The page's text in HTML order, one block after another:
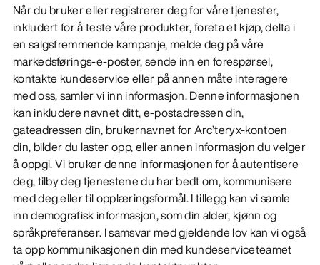
Når du bruker eller registrerer deg for våre tjenester,
inkludert for å teste våre produkter, foreta et kjøp, delta i
en salgsfremmende kampanje, melde deg på våre
markedsførings-e-poster, sende inn en forespørsel,
kontakte kundeservice eller på annen måte interagere
med oss, samler vi inn informasjon. Denne informasjonen
kan inkludere navnet ditt, e-postadressen din,
gateadressen din, brukernavnet for Arc’teryx-kontoen
din, bilder du laster opp, eller annen informasjon du velger
å oppgi. Vi bruker denne informasjonen for å autentisere
deg, tilby deg tjenestene du har bedt om, kommunisere
med deg eller til opplæringsformål. I tillegg kan vi samle
inn demografisk informasjon, som din alder, kjønn og
språkpreferanser. I samsvar med gjeldende lov kan vi også
ta opp kommunikasjonen din med kundeserviceteamet